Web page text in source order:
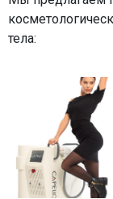
3 000 ₽
10 000 ₽
Удаление
6 000 ₽
тела: